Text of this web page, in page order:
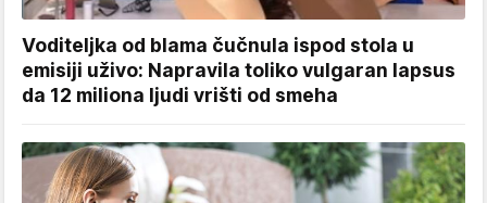
Voditeljka od blama čučnula ispod stola u
emisiji uživo: Napravila toliko vulgaran lapsus
da 12 miliona ljudi vrišti od smeha